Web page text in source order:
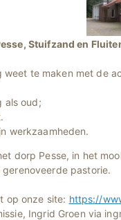
Stuifzand en
te maken met de
als oud;
werkzaamheden.
dorp Pesse, in het
pastorie.
op onze site: https://
Ingrid Groen via